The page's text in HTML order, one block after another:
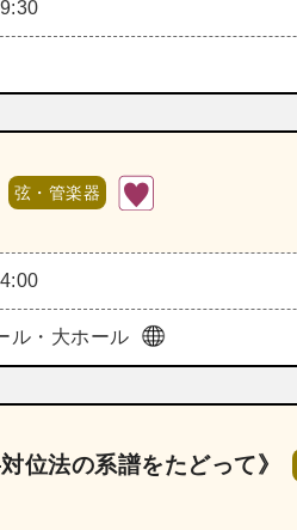
弦・管楽器
ル・大ホール
位法の系譜をたどって》